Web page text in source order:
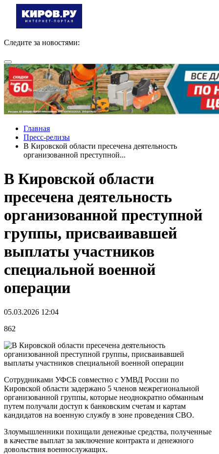
Следите за новостями:
Главная
Пресс-релизы
В Кировской области пресечена деятельность
организованной преступной...
В Кировской области
пресечена деятельность
организованной преступной
группы, присваивавшей
выплаты участников
специальной военной
операции
05.03.2026 12:04
862
Сотрудниками УФСБ совместно с УМВД России по
Кировской области задержано 5 членов межрегиональной
организованной группы, которые неоднократно обманным
путем получали доступ к банковским счетам и картам
кандидатов на военную службу в зоне проведения СВО.
Злоумышленники похищали денежные средства, полученные
в качестве выплат за заключение контракта и денежного
довольствия военнослужащих.